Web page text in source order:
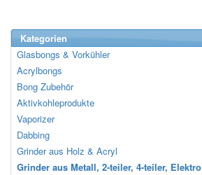
Kategorien
Glasbongs & Vorkühler
Acrylbongs
Bong Zubehör
Aktivkohleprodukte
Vaporizer
Dabbing
Grinder aus Holz & Acryl
Grinder aus Metall, 2-teiler, 4-teiler, Elektro